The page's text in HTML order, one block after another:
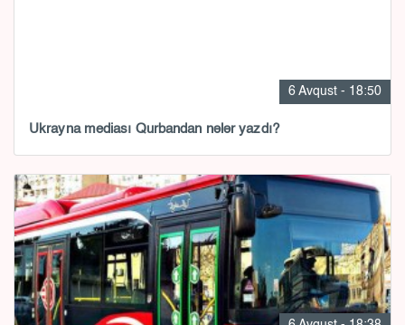
6 Avqust - 18:50
Ukrayna mediası Qurbandan nələr yazdı?